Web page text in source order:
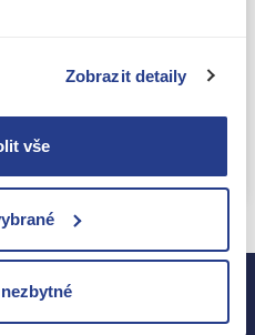
Zobrazit detaily
vše
společnosti Google.